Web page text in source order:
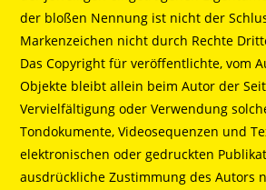
der bloßen Nennung ist nicht der
Markenzeichen nicht durch Rechte
Das Copyright für veröffentlichte, vom
Objekte bleibt allein beim Autor der
Vervielfältigung oder Verwendung
Tondokumente, Videosequenzen und
elektronischen oder gedruckten
ausdrückliche Zustimmung des Autors